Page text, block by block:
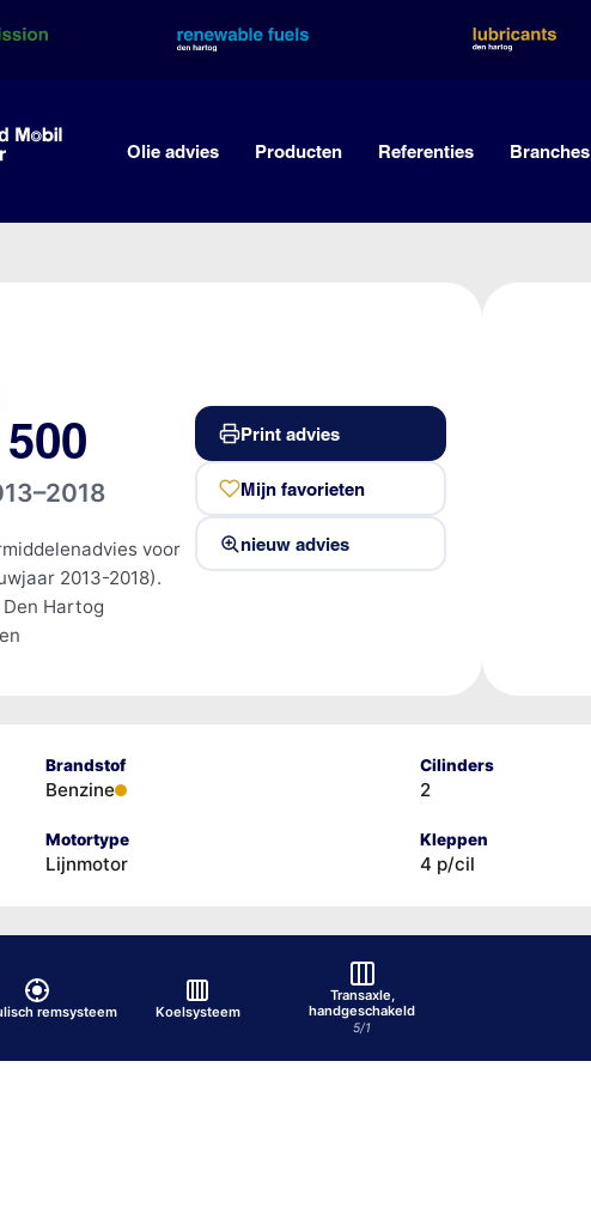
Olie advies Producten Referenties Branches
voor
2013-2018).
Hartog
Print advies
Mijn favorieten
nieuw advies
Brandstof
Benzine
Cilinders
2
Motortype
Lijnmotor
Kleppen
4 p/cil
remsysteem Koelsysteem
Transaxle,
handgeschakeld
5/1